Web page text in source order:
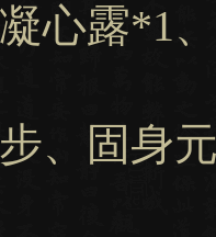
心露*1
、固身